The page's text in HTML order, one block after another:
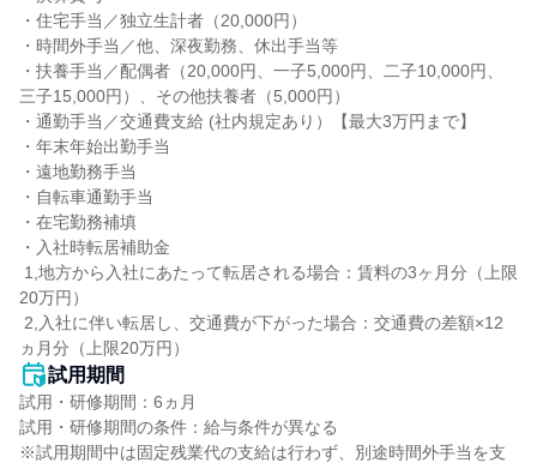
・住宅手当／独立生計者（20,000円）
・時間外手当／他、深夜勤務、休出手当等
・扶養手当／配偶者（20,000円、一子5,000円、二子10,000円、
三子15,000円）、その他扶養者（5,000円）
・通勤手当／交通費支給 (社内規定あり）【最大3万円まで】
・年末年始出勤手当
・遠地勤務手当
・自転車通勤手当
・在宅勤務補填
・入社時転居補助金
20万円）
ヵ月分（上限20万円）
試用期間
試用・研修期間：6ヵ月
試用・研修期間の条件：給与条件が異なる
※試用期間中は固定残業代の支給は行わず、別途時間外手当を支